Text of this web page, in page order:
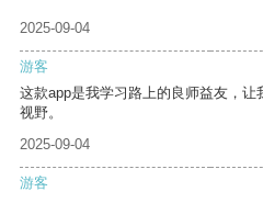
2025-09-04
游客
这款app是我学习路上的良师益友，
视野。
2025-09-04
游客